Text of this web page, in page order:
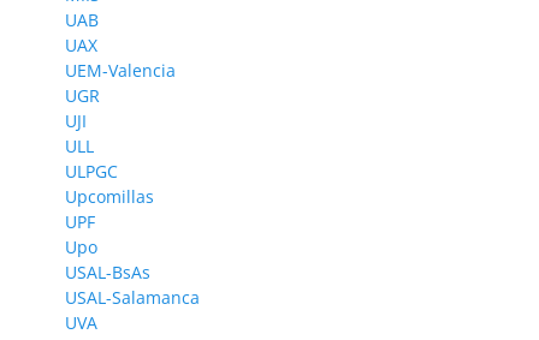
UAB
UAX
UEM-Valencia
UGR
UJI
ULL
ULPGC
Upcomillas
UPF
Upo
USAL-BsAs
USAL-Salamanca
UVA